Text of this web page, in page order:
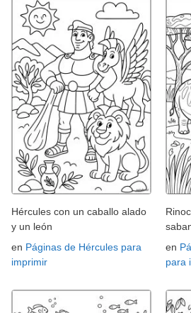
Hércules con un caballo alado
y un león
en Páginas de Hércules para
imprimir
en
para